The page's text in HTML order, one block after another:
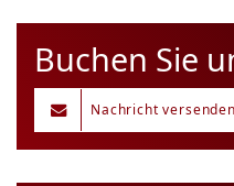
Buchen Sie
Nachricht versenden